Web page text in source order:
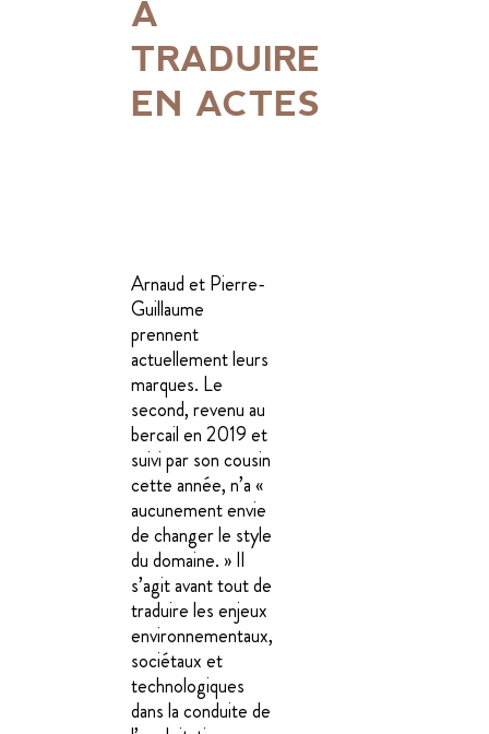
À
TRADUIRE
EN ACTES
Arnaud et Pierre-
Guillaume
prennent
actuellement leurs
marques. Le
second, revenu au
bercail en 2019 et
suivi par son cousin
cette année, n’a «
aucunement envie
de changer le style
du domaine. » Il
s’agit avant tout de
traduire les enjeux
environnementaux,
sociétaux et
technologiques
dans la conduite de